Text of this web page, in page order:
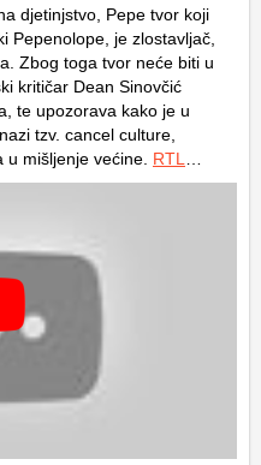
djetinjstvo, Pepe tvor koji
Pepenolope, je zlostavljač,
Zbog toga tvor neće biti u
kritičar Dean Sinovčić
te upozorava kako je u
tzv. cancel culture,
u mišljenje većine. RTL…